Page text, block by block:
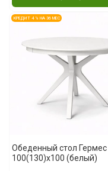
КРЕДИТ 4 % НА 36 МЕС
Обеденный стол Гермес
100(130)x100 (белый)